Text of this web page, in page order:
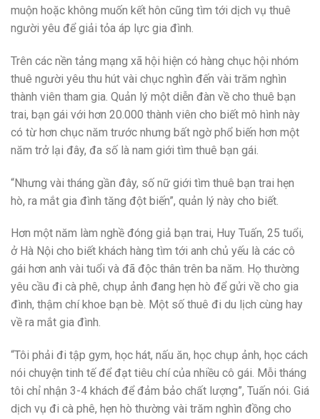
muộn hoặc không muốn kết hôn cũng tìm tới dịch vụ thuê
người yêu để giải tỏa áp lực gia đình.
Trên các nền tảng mạng xã hội hiện có hàng chục hội nhóm
thuê người yêu thu hút vài chục nghìn đến vài trăm nghìn
thành viên tham gia. Quản lý một diễn đàn về cho thuê bạn
trai, bạn gái với hơn 20.000 thành viên cho biết mô hình này
có từ hơn chục năm trước nhưng bất ngờ phổ biến hơn một
năm trở lại đây, đa số là nam giới tìm thuê bạn gái.
“Nhưng vài tháng gần đây, số nữ giới tìm thuê bạn trai hẹn
hò, ra mắt gia đình tăng đột biến”, quản lý này cho biết.
Hơn một năm làm nghề đóng giả bạn trai, Huy Tuấn, 25 tuổi,
ở Hà Nội cho biết khách hàng tìm tới anh chủ yếu là các cô
gái hơn anh vài tuổi và đã độc thân trên ba năm. Họ thường
yêu cầu đi cà phê, chụp ảnh đang hẹn hò để gửi về cho gia
đình, thậm chí khoe bạn bè. Một số thuê đi du lịch cùng hay
về ra mắt gia đình.
“Tôi phải đi tập gym, học hát, nấu ăn, học chụp ảnh, học cách
nói chuyện tinh tế để đạt tiêu chí của nhiều cô gái. Mỗi tháng
tôi chỉ nhận 3-4 khách để đảm bảo chất lượng”, Tuấn nói. Giá
dịch vụ đi cà phê, hẹn hò thường vài trăm nghìn đồng cho